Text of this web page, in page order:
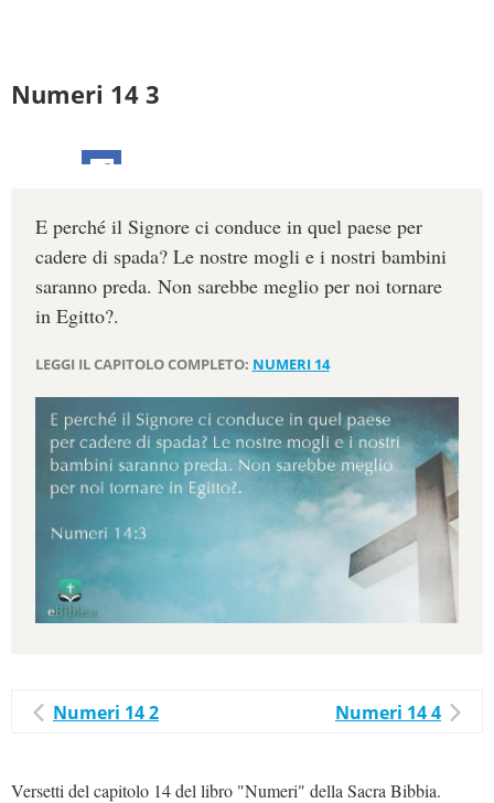
Numeri 14 3
E perché il Signore ci conduce in quel paese per
cadere di spada? Le nostre mogli e i nostri bambini
saranno preda. Non sarebbe meglio per noi tornare
in Egitto?.
LEGGI IL CAPITOLO COMPLETO: NUMERI 14
Numeri 14 2 Numeri 14 4
Versetti del capitolo 14 del libro "Numeri" della Sacra Bibbia.